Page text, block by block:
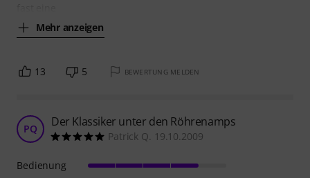
Mehr anzeigen
13 5 BEWERTUNG MELDEN
PQ Der Klassiker unter den Röhrenamps
Patrick Q. 19.10.2009
Bedienung